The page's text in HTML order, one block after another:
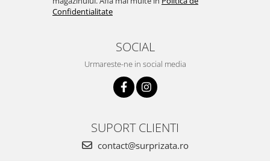
Confidentialitate
SOCIAL
Urmareste-ne in social media
SUPORT CLIENTI
contact@surprizata.ro